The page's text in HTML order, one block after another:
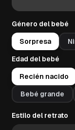
Género del bebé
Sorpresa
Edad del bebé
Recién nacido
Bebé grande
Estilo del retrato